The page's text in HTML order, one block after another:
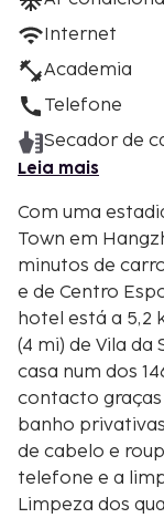
Internet
Academia
Telefone
Secador de
Leia mais
Com uma
Town em
minutos de
e de Centro
hotel está a 5,2
(4 mi) de Vila da
casa num dos
contacto graças
banho
de cabelo e
telefone e a
Limpeza dos